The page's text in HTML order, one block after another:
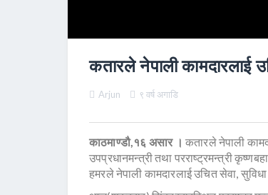
कतारले नेपाली कामदारलाई
Arjun ९ वर्ष अगाडि
काठमाण्डौ,१६ असार । कतारले नेपाली
उपप्रधानमन्त्री तथा परराष्ट्रमन्त्री
हमरले नेपाली कामदारलाई उचित सेवा,